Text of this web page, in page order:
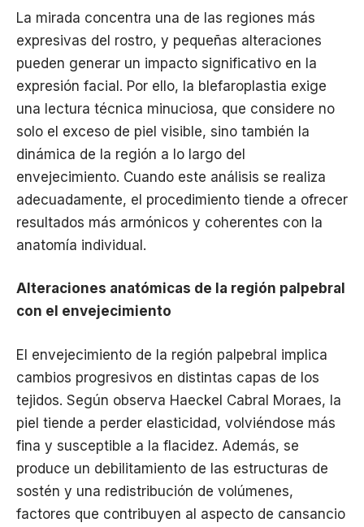
La mirada concentra una de las regiones más
expresivas del rostro, y pequeñas alteraciones
pueden generar un impacto significativo en la
expresión facial. Por ello, la blefaroplastia exige
una lectura técnica minuciosa, que considere no
solo el exceso de piel visible, sino también la
dinámica de la región a lo largo del
envejecimiento. Cuando este análisis se realiza
adecuadamente, el procedimiento tiende a ofrecer
resultados más armónicos y coherentes con la
anatomía individual.
Alteraciones anatómicas de la región palpebral
con el envejecimiento
El envejecimiento de la región palpebral implica
cambios progresivos en distintas capas de los
tejidos. Según observa Haeckel Cabral Moraes, la
piel tiende a perder elasticidad, volviéndose más
fina y susceptible a la flacidez. Además, se
produce un debilitamiento de las estructuras de
sostén y una redistribución de volúmenes,
factores que contribuyen al aspecto de cansancio